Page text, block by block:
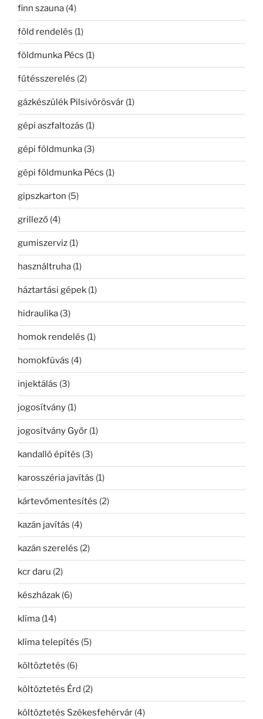
finn szauna (4)
föld rendelés (1)
földmunka Pécs (1)
fűtésszerelés (2)
gázkészülék Pilsivörösvár (1)
gépi aszfaltozás (1)
gépi földmunka (3)
gépi földmunka Pécs (1)
gipszkarton (5)
grillező (4)
gumiszerviz (1)
használtruha (1)
háztartási gépek (1)
hidraulika (3)
homok rendelés (1)
homokfúvás (4)
injektálás (3)
jogosítvány (1)
jogosítvány Győr (1)
kandalló építés (3)
karosszéria javítás (1)
kártevőmentesítés (2)
kazán javítás (4)
kazán szerelés (2)
kcr daru (2)
készházak (6)
klíma (14)
klíma telepítés (5)
költöztetés (6)
költöztetés Érd (2)
költöztetés Székesfehérvár (4)